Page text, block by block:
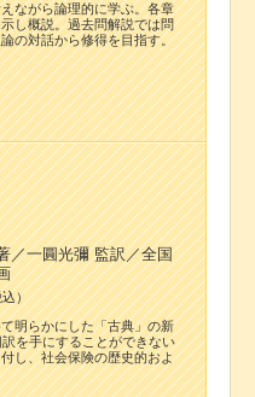
ながら論理的に学ぶ。各章
し概説。過去問解説では問
の対話から修得を目指す。
／一圓光彌 監訳／全国
込）
明らかにした「古典」の新
を手にすることができない
し、社会保険の歴史的およ